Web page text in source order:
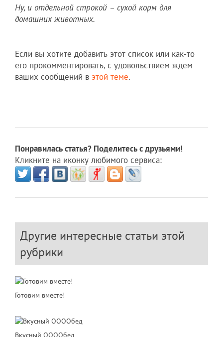
Ну, и отдельной строкой – сухой корм для
домашних животных.
Если вы хотите добавить этот список или как-то
его прокомментировать, с удовольствием ждем
ваших сообщений в этой теме.
Понравилась статья? Поделитесь с друзьями!
Кликните на иконку любимого сервиса:
Другие интересные статьи этой
рубрики
Готовим вместе!
Вкусный ООООбед